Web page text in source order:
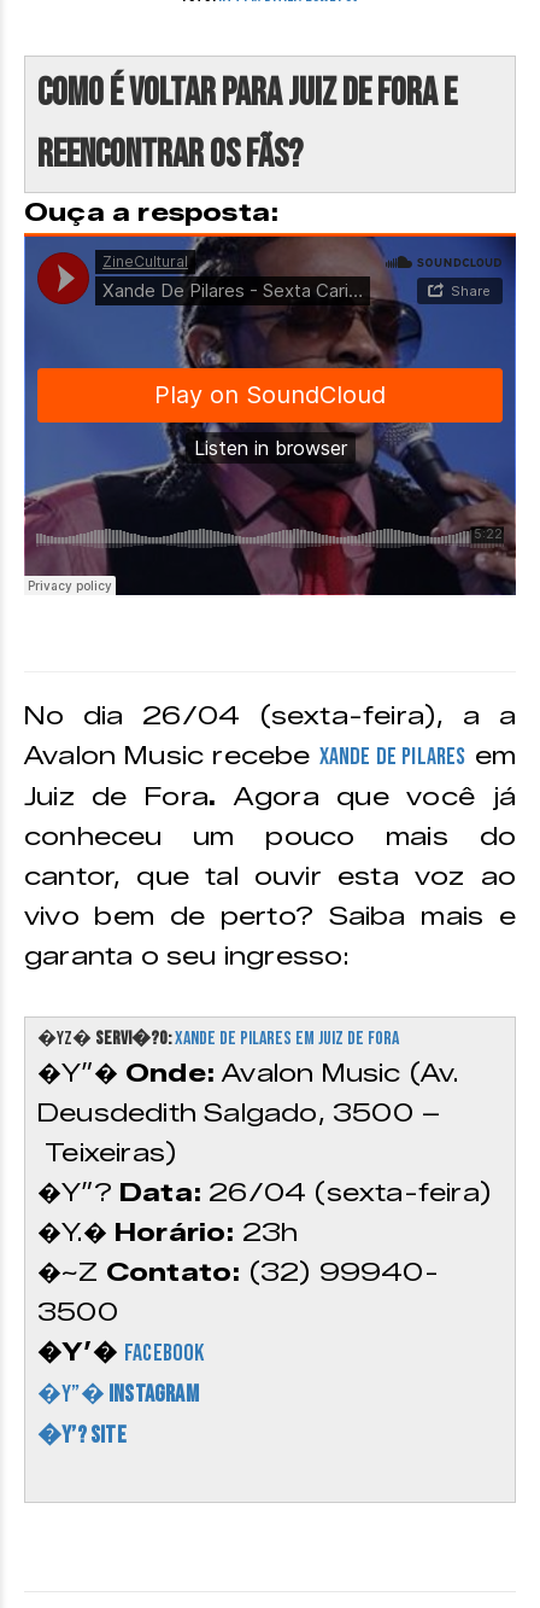
Como é voltar para Juiz de Fora e
reencontrar os fãs?
Ouça a resposta:
No dia 26/04 (sexta-feira), a a
Avalon Music recebe Xande de Pilares em
Juiz de Fora.Agora que você já
conheceu um pouco mais do
cantor, que tal ouvir esta voz ao
vivo bem de perto? Saiba mais e
garanta o seu ingresso:
�YZ� SERVI�?O:Xande de Pilares em Juiz de Fora
�Y”� Onde: Avalon Music (Av.
Deusdedith Salgado, 3500 –
Teixeiras)
�Y”? Data: 26/04 (sexta-feira)
�Y.� Horário: 23h
�~Z Contato: (32) 99940-
3500
�Y’� Facebook
�Y”� Instagram
�Y’? Site